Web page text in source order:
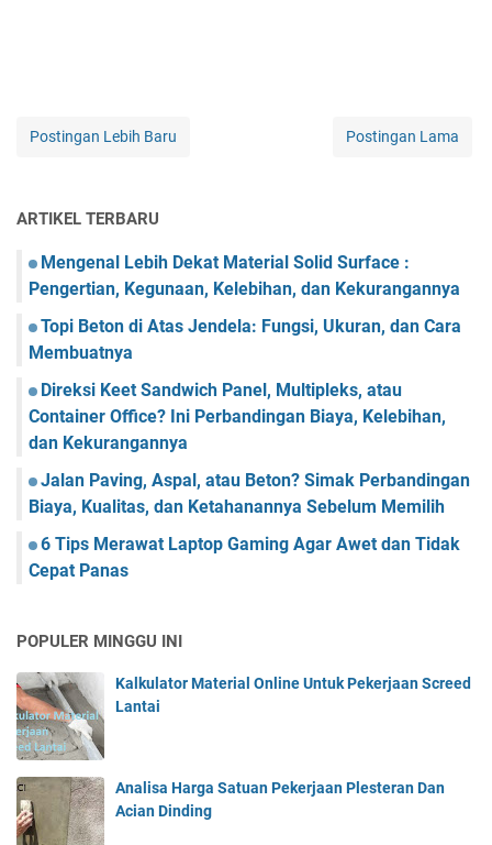
Postingan Lebih Baru Postingan Lama
ARTIKEL TERBARU
Mengenal Lebih Dekat Material Solid Surface :
Pengertian, Kegunaan, Kelebihan, dan Kekurangannya
Topi Beton di Atas Jendela: Fungsi, Ukuran, dan Cara
Membuatnya
Direksi Keet Sandwich Panel, Multipleks, atau
Container Office? Ini Perbandingan Biaya, Kelebihan,
dan Kekurangannya
Jalan Paving, Aspal, atau Beton? Simak Perbandingan
Biaya, Kualitas, dan Ketahanannya Sebelum Memilih
6 Tips Merawat Laptop Gaming Agar Awet dan Tidak
Cepat Panas
POPULER MINGGU INI
Kalkulator Material Online Untuk Pekerjaan Screed
Lantai
Analisa Harga Satuan Pekerjaan Plesteran Dan
Acian Dinding